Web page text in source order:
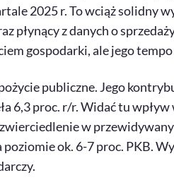
2025 r. To wciąż solidny
płynący z danych o
gospodarki, ale jego
publiczne. Jego
6,3 proc. r/r. Widać tu
w
ok. 6-7 proc. PKB.